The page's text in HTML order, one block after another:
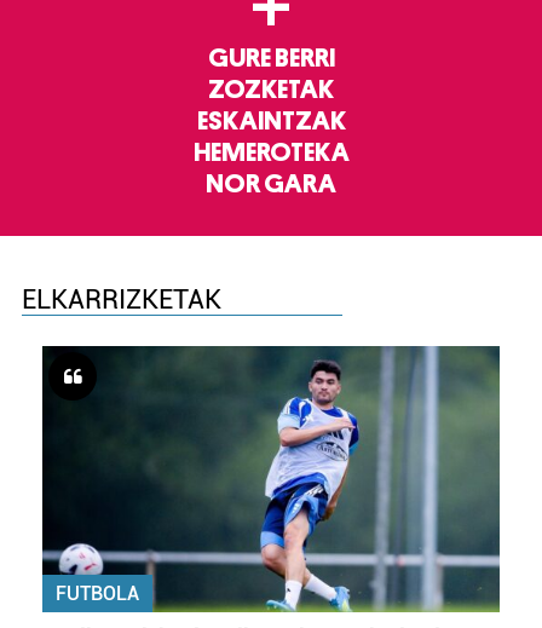
GURE BERRI
ZOZKETAK
ESKAINTZAK
HEMEROTEKA
NOR GARA
ELKARRIZKETAK
FUTBOLA